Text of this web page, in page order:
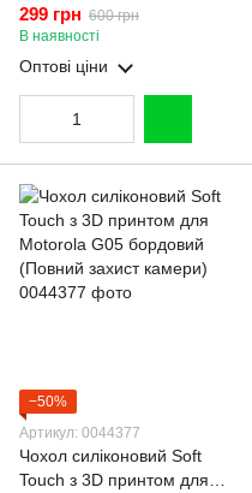
Motorola G05 молочний
(Повний захист камери)
299 грн 600 грн
В наявності
Оптові ціни
−50%
Артикул: 0044377
Чохол силіконовий Soft
Touch з 3D принтом для